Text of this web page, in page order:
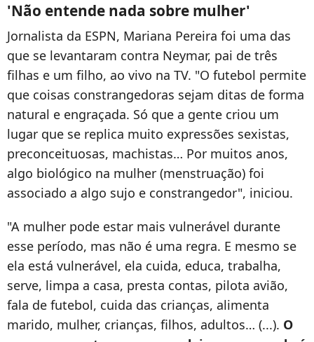
'Não entende nada sobre mulher'
Jornalista da ESPN, Mariana Pereira foi uma das
que se levantaram contra Neymar, pai de três
filhas e um filho, ao vivo na TV. "O futebol permite
que coisas constrangedoras sejam ditas de forma
natural e engraçada. Só que a gente criou um
lugar que se replica muito expressões sexistas,
preconceituosas, machistas… Por muitos anos,
algo biológico na mulher (menstruação) foi
associado a algo sujo e constrangedor", iniciou.
"A mulher pode estar mais vulnerável durante
esse período, mas não é uma regra. E mesmo se
ela está vulnerável, ela cuida, educa, trabalha,
serve, limpa a casa, presta contas, pilota avião,
fala de futebol, cuida das crianças, alimenta
marido, mulher, crianças, filhos, adultos… (...). O